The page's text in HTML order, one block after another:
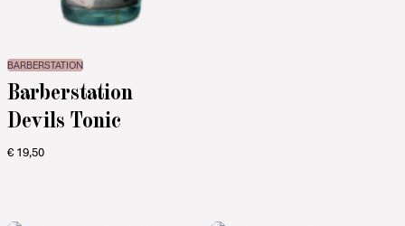
BARBERSTATION
Barberstation
Devils Tonic
€ 19,50